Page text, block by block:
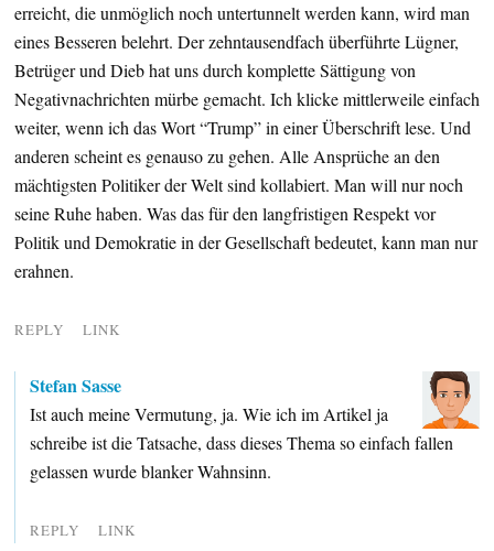
erreicht, die unmöglich noch untertunnelt werden kann, wird man
eines Besseren belehrt. Der zehntausendfach überführte Lügner,
Betrüger und Dieb hat uns durch komplette Sättigung von
Negativnachrichten mürbe gemacht. Ich klicke mittlerweile einfach
weiter, wenn ich das Wort “Trump” in einer Überschrift lese. Und
anderen scheint es genauso zu gehen. Alle Ansprüche an den
mächtigsten Politiker der Welt sind kollabiert. Man will nur noch
seine Ruhe haben. Was das für den langfristigen Respekt vor
Politik und Demokratie in der Gesellschaft bedeutet, kann man nur
erahnen.
REPLY LINK
Stefan Sasse
Ist auch meine Vermutung, ja. Wie ich im Artikel ja
schreibe ist die Tatsache, dass dieses Thema so einfach fallen
gelassen wurde blanker Wahnsinn.
REPLY LINK